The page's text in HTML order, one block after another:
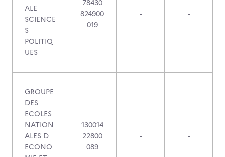
ALE
SCIENCE
S
POLITIQ
UES
78430
824900
019
- -
GROUPE
DES
ECOLES
NATION
ALES D
ECONO
130014
22800
089
- -